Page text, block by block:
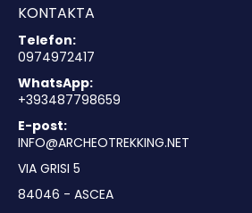
KONTAKTA
Telefon:
0974972417
WhatsApp:
+393487798659
E-post:
INFO@ARCHEOTREKKING.NET
VIA GRISI 5
84046 - ASCEA